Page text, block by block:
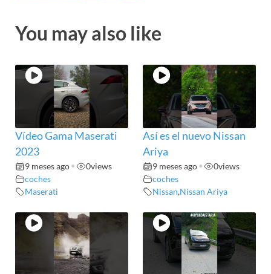
You may also like
Vídeo Gama Maserati
2023
9 meses ago• 0views
coches
Maserati
Así es el nuevo Nissan
Ariya
9 meses ago• 0views
coches
Nissan,Nissan Ariya